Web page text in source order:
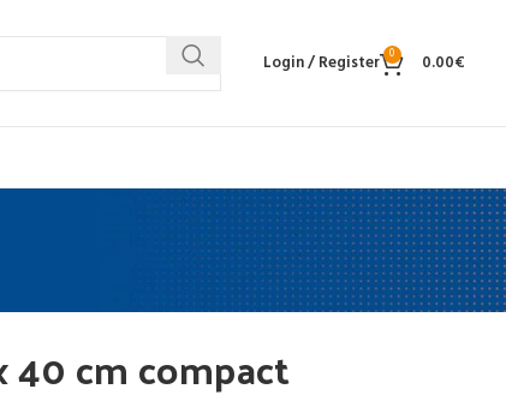
Login / Register 0 0.00€
40 cm compact